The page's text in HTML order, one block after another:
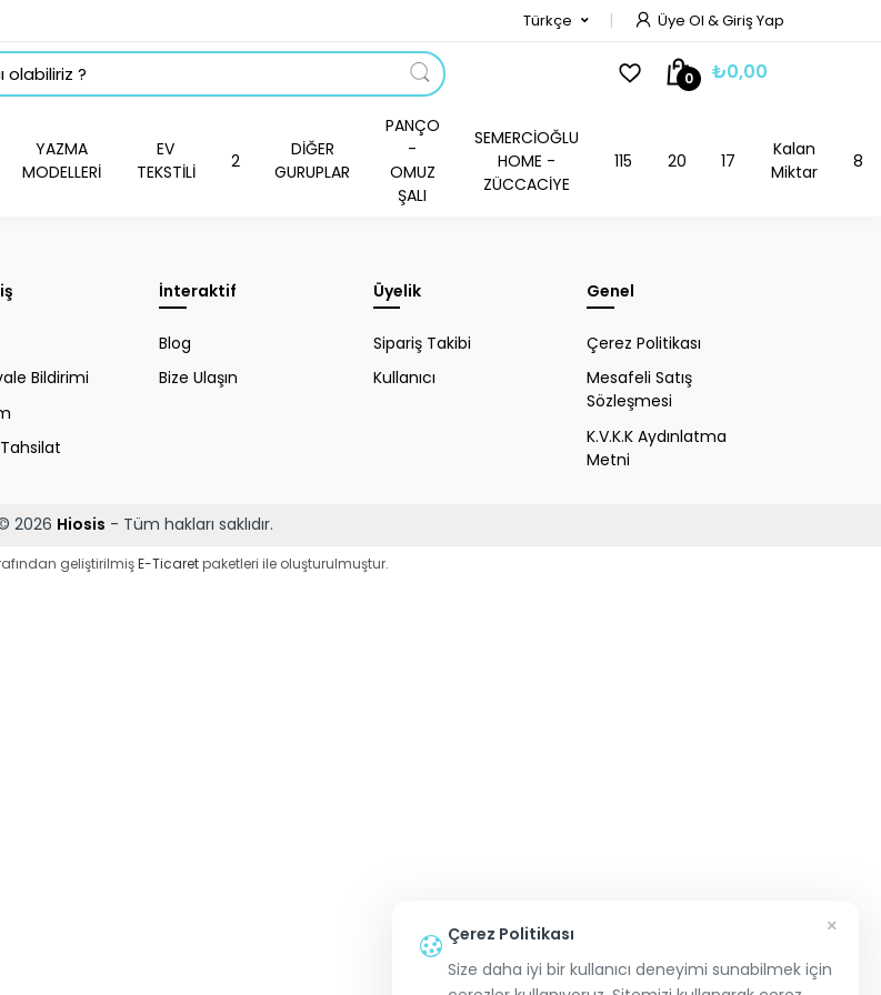
Türkçe Üye Ol & Giriş Yap
0 ₺0,00
YAZMA
MODELLERİ
EV
TEKSTİLİ
2
DİĞER
GURUPLAR
PANÇO
-
OMUZ
ŞALI
SEMERCİOĞLU
HOME -
ZÜCCACİYE
115 20 17
Kalan
Miktar
8
Bildirimi
İnteraktif
Blog
Bize Ulaşın
Üyelik
Sipariş Takibi
Kullanıcı
Genel
Çerez Politikası
Mesafeli Satış
Sözleşmesi
K.V.K.K Aydınlatma
Metni
2026 Hiosis - Tüm hakları saklıdır.
geliştirilmişE-Ticaretpaketleri ile oluşturulmuştur.
Çerez Politikası
Size daha iyi bir kullanıcı deneyimi sunabilmek için
×